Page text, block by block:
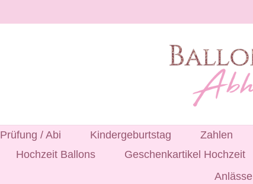
Prüfung / Abi Kindergeburtstag Zahlen
Hochzeit Ballons
Geschenkartikel Hochzeit
Anlässe